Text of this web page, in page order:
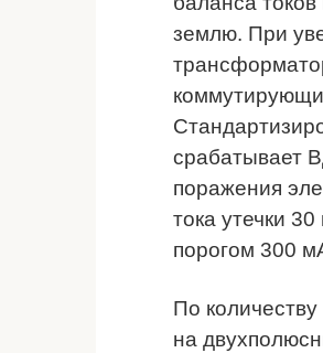
землю. При
срабатывает
поражения
тока утечки
порогом 300
По
на